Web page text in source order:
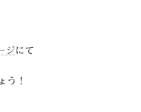
ジ にて
う！